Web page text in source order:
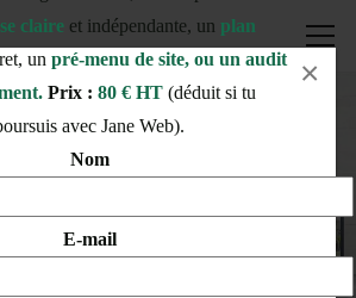
claireet indépendante, un plan
un pré-menu de site, ou un audit
Prix : 80 € HT (déduit si tu
avec Jane Web).
Nom
E-mail
×
QU’IL EST TEMPS DE
SITE INTERNET
Actualités
temps de refaire votre site internet